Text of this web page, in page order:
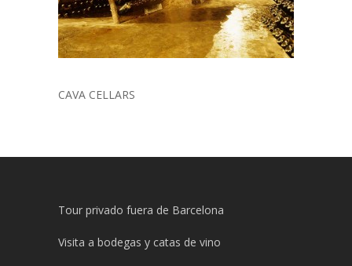
CAVA CELLARS
Tour privado fuera de Barcelona
Visita a bodegas y catas de vino